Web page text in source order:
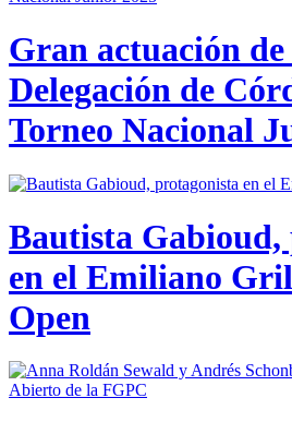
Gran actuación de
Delegación de
Torneo Nacional
Bautista Gabioud,
en el Emiliano
Open